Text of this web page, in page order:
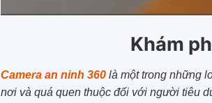
Khám
Camera an ninh 360 là một trong những
nơi và quá quen thuộc đối với người tiêu